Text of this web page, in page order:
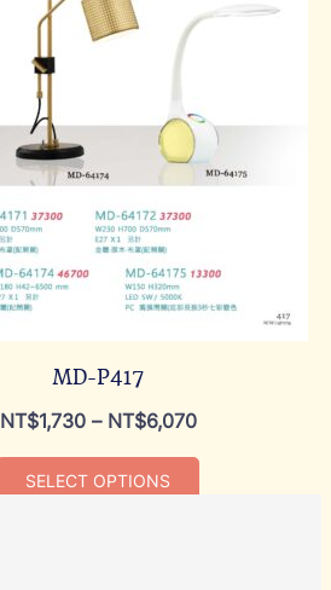
MD-P417
NT$1,730– NT$6,070
SELECT OPTIONS